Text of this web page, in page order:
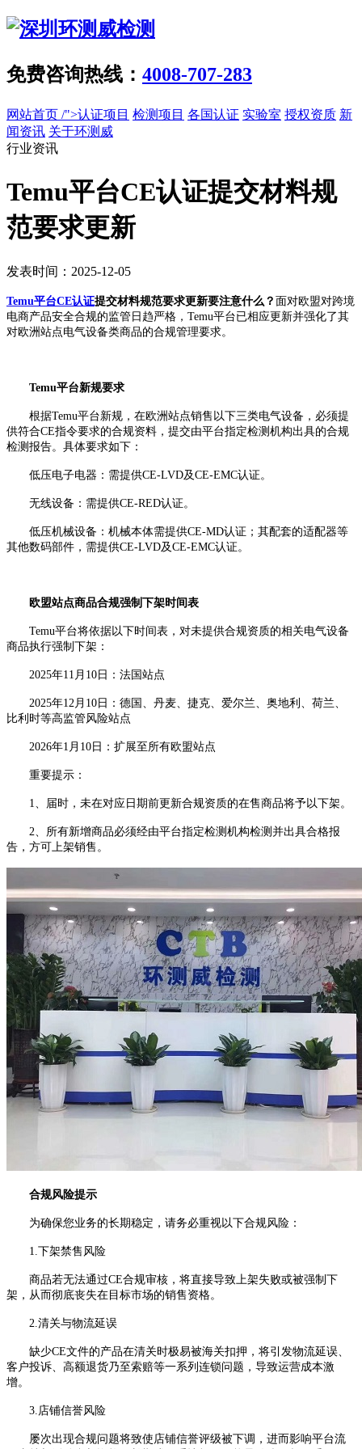
免费咨询热线： 4008-707-283
网站首页 /">认证项目 检测项目 各国认证 实验室 授权资质 新
闻资讯 关于环测威
行业资讯
Temu平台CE认证提交材料规
范要求更新
发表时间：2025-12-05
Temu平台CE认证提交材料规范要求更新要注意什么？ 面对欧盟对跨境
电商产品安全合规的监管日趋严格，Temu平台已相应更新并强化了其
对欧洲站点电气设备类商品的合规管理要求。
Temu平台新规要求
根据Temu平台新规，在欧洲站点销售以下三类电气设备，必须提
供符合CE指令要求的合规资料，提交由平台指定检测机构出具的合规
检测报告。具体要求如下：
低压电子电器：需提供CE-LVD及CE-EMC认证。
无线设备：需提供CE-RED认证。
低压机械设备：机械本体需提供CE-MD认证；其配套的适配器等
其他数码部件，需提供CE-LVD及CE-EMC认证。
欧盟站点商品合规强制下架时间表
Temu平台将依据以下时间表，对未提供合规资质的相关电气设备
商品执行强制下架：
2025年11月10日：法国站点
2025年12月10日：德国、丹麦、捷克、爱尔兰、奥地利、荷兰、
比利时等高监管风险站点
2026年1月10日：扩展至所有欧盟站点
重要提示：
1、届时，未在对应日期前更新合规资质的在售商品将予以下架。
2、所有新增商品必须经由平台指定检测机构检测并出具合格报
告，方可上架销售。
合规风险提示
为确保您业务的长期稳定，请务必重视以下合规风险：
1.下架禁售风险
商品若无法通过CE合规审核，将直接导致上架失败或被强制下
架，从而彻底丧失在目标市场的销售资格。
2.清关与物流延误
缺少CE文件的产品在清关时极易被海关扣押，将引发物流延误、
客户投诉、高额退货乃至索赔等一系列连锁问题，导致运营成本激
增。
3.店铺信誉风险
屡次出现合规问题将致使店铺信誉评级被下调，进而影响平台流